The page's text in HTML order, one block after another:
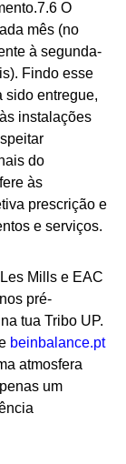
O
mês (no
à segunda-
Findo esse
sido entregue,
instalações
do
às
prescrição e
e serviços.
Mills e EAC
pré-
tua Tribo UP.
beinbalance.pt
atmosfera
um